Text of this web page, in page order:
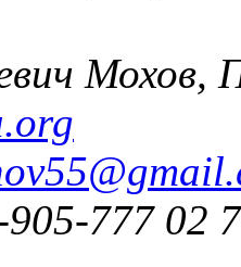
Мохов,
777 02